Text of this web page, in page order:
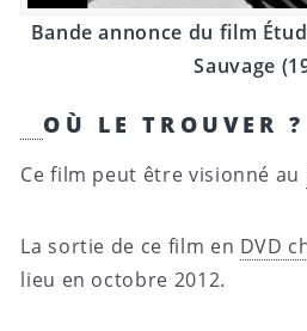
Bande annonce du film
Sauvage
OÙ LE TROUVER ?
Ce film peut être visionné au
La sortie de ce film en DVD
lieu en octobre 2012.